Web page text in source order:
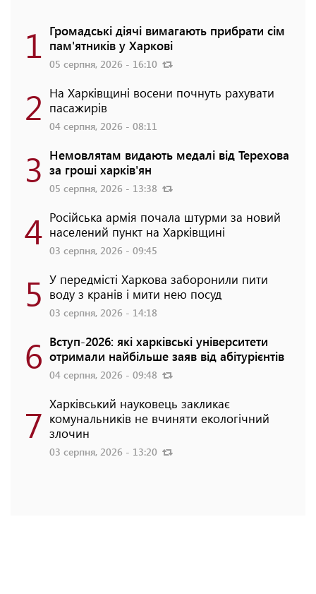
1 Громадські діячі вимагають прибрати сім
пам'ятників у Харкові
05 серпня, 2026 - 16:10
2 На Харківщині восени почнуть рахувати
пасажирів
04 серпня, 2026 - 08:11
3 Немовлятам видають медалі від Терехова
за гроші харків'ян
05 серпня, 2026 - 13:38
4 Російська армія почала штурми за новий
населений пункт на Харківщині
03 серпня, 2026 - 09:45
5 У передмісті Харкова заборонили пити
воду з кранів і мити нею посуд
03 серпня, 2026 - 14:18
6 Вступ-2026: які харківські університети
отримали найбільше заяв від абітурієнтів
04 серпня, 2026 - 09:48
7 Харківський науковець закликає
комунальників не вчиняти екологічний
злочин
03 серпня, 2026 - 13:20